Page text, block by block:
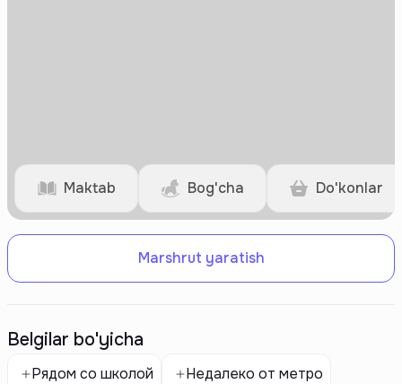
Maktab Bog'cha Do'konlar
Marshrut yaratish
Belgilar bo'yicha
Рядом со школой Недалеко от метро